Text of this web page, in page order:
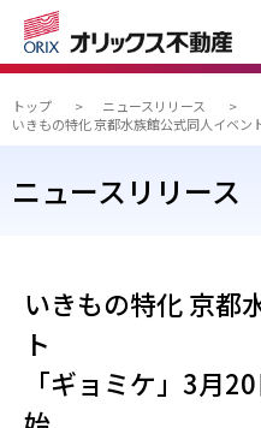
トップ > ニュースリリース
>
いきもの特化 京都水族館公式同人イベ
ニュースリリース
いきもの特化 京都
ト
「ギョミケ」3月